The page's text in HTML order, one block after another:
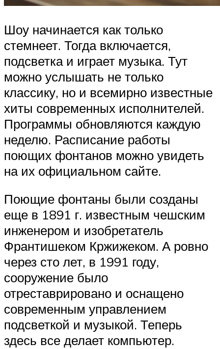
Шоу начинается как только
стемнеет. Тогда включается,
подсветка и играет музыка. Тут
можно услышать не только
классику, но и всемирно известные
хиты современных исполнителей.
Программы обновляются каждую
неделю. Расписание работы
поющих фонтанов можно увидеть
на их официальном сайте.
Поющие фонтаны были созданы
еще в 1891 г. известным чешским
инженером и изобретатель
Франтишеком Кржижеком. А ровно
через сто лет, в 1991 году,
сооружение было
отреставрировано и оснащено
современным управлением
подсветкой и музыкой. Теперь
здесь все делает компьютер.